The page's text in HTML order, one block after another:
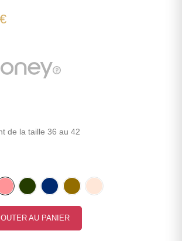
de la taille 36 au 42
AU PANIER